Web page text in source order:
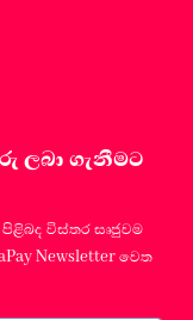
ලබා ගැනීමට
විස්තර සෘජුවම
Newsletter වෙත